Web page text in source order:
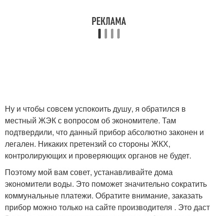
Ну и чтобы совсем успокоить душу, я обратился в
местный ЖЭК с вопросом об экономителе. Там
подтвердили, что данный прибор абсолютно законен и
легален. Никаких претензий со стороны ЖКХ,
контролирующих и проверяющих органов не будет.
Поэтому мой вам совет, устанавливайте дома
экономители воды. Это поможет значительно сократить
коммунальные платежи. Обратите внимание, заказать
прибор можно только на сайте производителя . Это даст